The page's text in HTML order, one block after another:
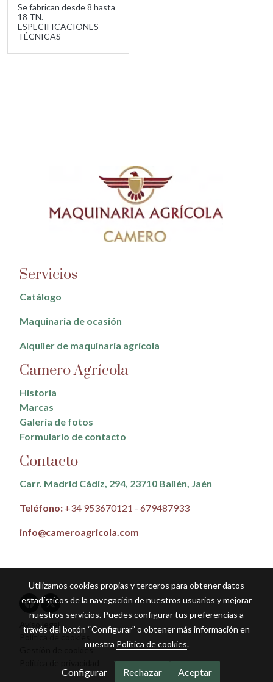
Se fabrican desde 8 hasta
18 TN.
ESPECIFICACIONES
TÉCNICAS
Servicios
Catálogo
Maquinaria de ocasión
Alquiler de maquinaria agrícola
Camero Agrícola
Historia
Marcas
Galería de fotos
Formulario de contacto
Contacto
Carr. Madrid Cádiz, 294, 23710 Bailén, Jaén
Teléfono: +34 953670121 - 679487933
info@cameroagricola.com
Aviso legal
Gestión de cookies
Política de privacidad
Utilizamos cookies propias y terceros para obtener datos
estadísticos de la navegación de nuestros usuarios y mejorar
nuestros servicios. Puedes configurar tus preferencias a
través del botón “Configurar” o obtener más información en
nuestra Política de cookies.
Configurar Rechazar Aceptar